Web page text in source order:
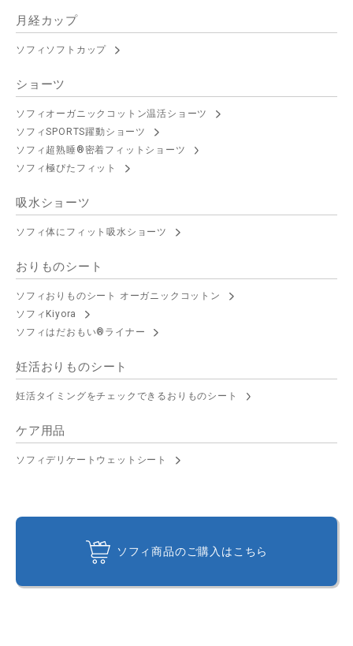
月経カップ
ソフィソフトカップ
ショーツ
ソフィオーガニックコットン温活ショーツ
ソフィSPORTS躍動ショーツ
ソフィ超熟睡®密着フィットショーツ
ソフィ極ぴたフィット
吸水ショーツ
ソフィ体にフィット吸水ショーツ
おりものシート
ソフィおりものシート オーガニックコットン
ソフィKiyora
ソフィはだおもい®ライナー
妊活おりものシート
妊活タイミングをチェックできるおりものシート
ケア用品
ソフィデリケートウェットシート
ソフィ商品のご購入はこちら